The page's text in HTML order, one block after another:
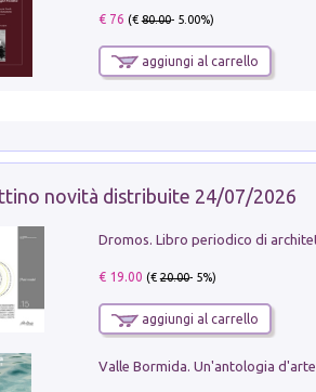
€ 76 (€80.00- 5.00%)
aggiungi al carrello
novità distribuite 24/07/2026
€ 19.00 (€20.00- 5%)
aggiungi al carrello
Valle Bormida. Un'antologia d'arte